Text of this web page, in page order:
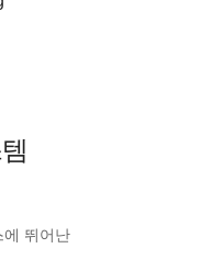
에 뛰어난